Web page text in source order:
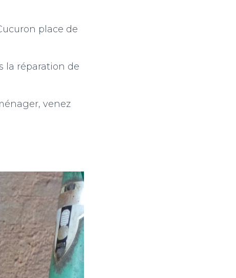
place de
la réparation de
venez